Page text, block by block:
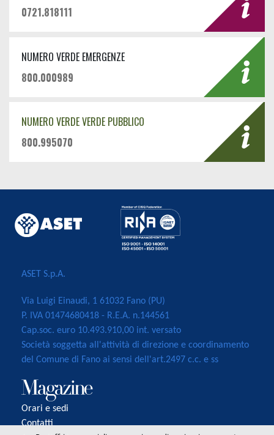
0721.818111
NUMERO VERDE EMERGENZE
800.000989
NUMERO VERDE VERDE PUBBLICO
800.995070
ASET S.p.A.
Via Luigi Einaudi, 1 61032 Fano (PU)
P. IVA 01474680418 - R.E.A. n.144561
Cap.soc. euro 10.493.910,00 int. versato
Società soggetta all'attività di direzione e coordinamento
del Comune di Fano ai sensi dell'art.2497 c.c. e ss
Orari e sedi
Contatti